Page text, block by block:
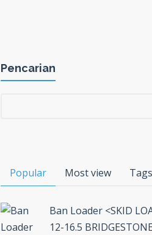
Pencarian
Popular Most view Tags
Ban Loader <SKID
12-16.5